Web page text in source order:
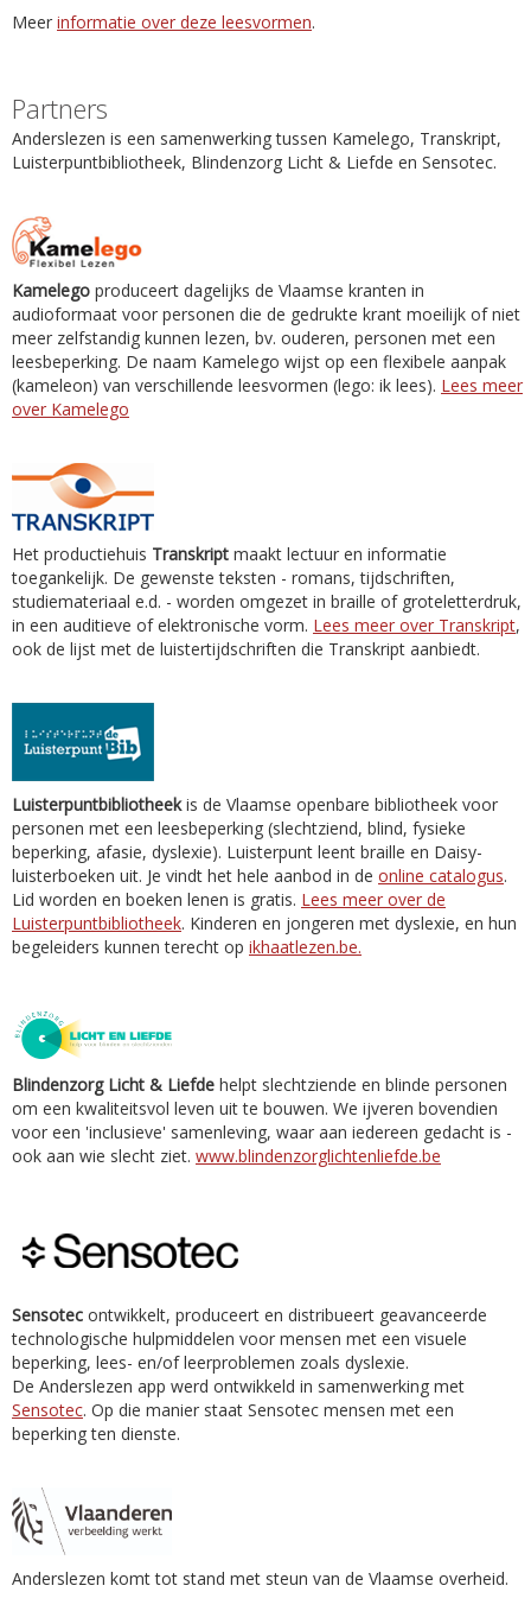
Meer informatie over deze leesvormen.
Partners
Anderslezen is een samenwerking tussen Kamelego, Transkript,
Luisterpuntbibliotheek, Blindenzorg Licht & Liefde en Sensotec.
Kamelego produceert dagelijks de Vlaamse kranten in
audioformaat voor personen die de gedrukte krant moeilijk of niet
meer zelfstandig kunnen lezen, bv. ouderen, personen met een
leesbeperking. De naam Kamelego wijst op een flexibele aanpak
(kameleon) van verschillende leesvormen (lego: ik lees). Lees meer
over Kamelego
Het productiehuis Transkript maakt lectuur en informatie
toegankelijk. De gewenste teksten - romans, tijdschriften,
studiemateriaal e.d. - worden omgezet in braille of groteletterdruk,
in een auditieve of elektronische vorm. Lees meer over Transkript,
ook de lijst met de luistertijdschriften die Transkript aanbiedt.
Luisterpuntbibliotheekis de Vlaamse openbare bibliotheek voor
personen met een leesbeperking (slechtziend, blind, fysieke
beperking, afasie, dyslexie). Luisterpunt leent braille en Daisy-
luisterboeken uit. Je vindt het hele aanbod in de online catalogus.
Lid worden en boeken lenen is gratis. Lees meer over de
Luisterpuntbibliotheek. Kinderen en jongeren met dyslexie, en hun
begeleiders kunnen terecht op ikhaatlezen.be.
Blindenzorg Licht & Liefde helpt slechtziende en blinde personen
om een kwaliteitsvol leven uit te bouwen. We ijveren bovendien
voor een 'inclusieve' samenleving, waar aan iedereen gedacht is -
ook aan wie slecht ziet. www.blindenzorglichtenliefde.be
Sensotec ontwikkelt, produceert en distribueert geavanceerde
technologische hulpmiddelen voor mensen met een visuele
beperking, lees- en/of leerproblemen zoals dyslexie.
De Anderslezen app werd ontwikkeld in samenwerking met
Sensotec. Op die manier staat Sensotec mensen met een
beperking ten dienste.
Anderslezen komt tot stand met steun van de Vlaamse overheid.